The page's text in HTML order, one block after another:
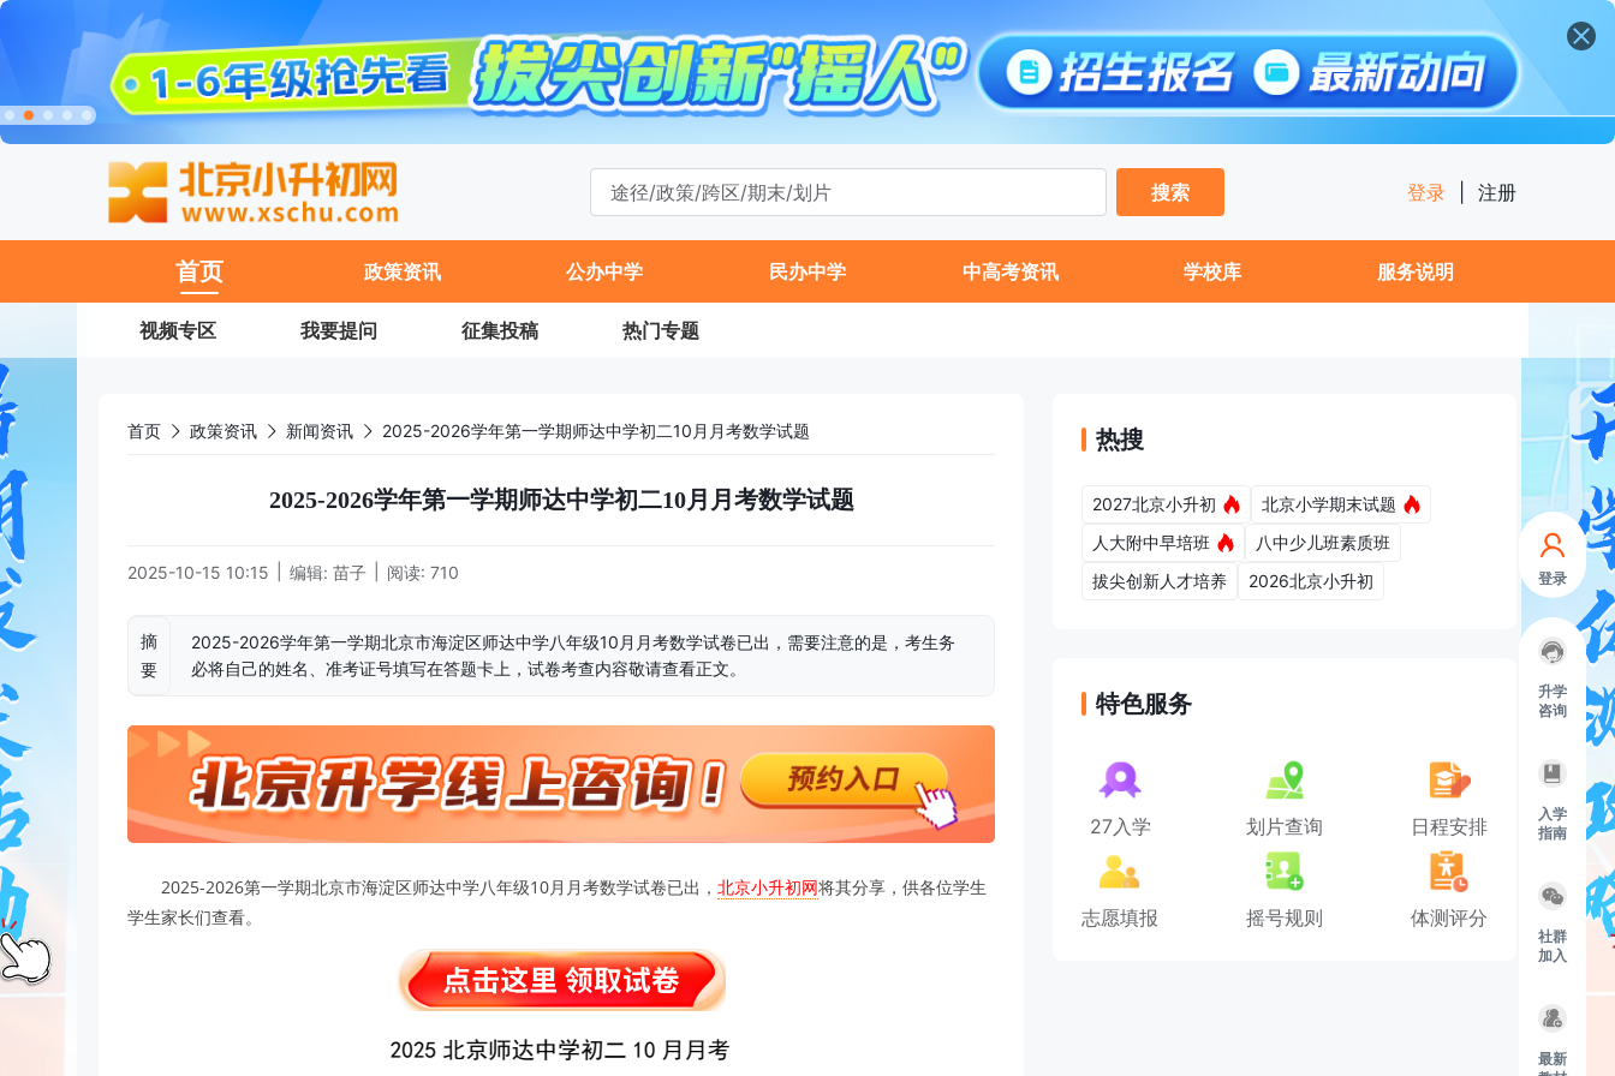
登录
升学
咨询
入学
指南
社群
加入
最新
搜索
登录 注册
首页 政策资讯 公办中学 民办中学 中高考资讯 学校库 服务说明
视频专区 我要提问 征集投稿 热门专题
首页 政策资讯 新闻资讯 2025-2026学年第一学期师达中学初二10月月考数学试题
2025-2026学年第一学期师达中学初二10月月考数学试题
2025-10-15 10:15 编辑: 苗子 阅读: 710
摘
要
2025-2026学年第一学期北京市海淀区师达中学八年级10月月考数学试卷已出，需要注意的是，考生务
必将自己的姓名、准考证号填写在答题卡上，试卷考查内容敬请查看正文。
2025-2026第一学期北京市海淀区师达中学八年级10月月考数学试卷已出， 北京小升初网将其分享，供各位学生
学生家长们查看。
热搜
2027北京小升初
北京小学期末试题
人大附中早培班
八中少儿班素质班
拔尖创新人才培养
2026北京小升初
特色服务
27入学 划片查询 日程安排
志愿填报 摇号规则 体测评分